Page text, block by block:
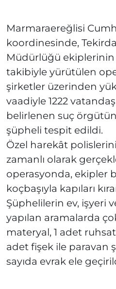
Marmaraereğlisi
koordinesinde,
Müdürlüğü
takibiyle yürütülen
şirketler üzerinden
vaadiyle 1222
belirlenen suç
şüpheli tespit edildi.
Özel harekât
zamanlı olarak
operasyonda, ekipler
koçbaşıyla kapıları
Şüphelilerin ev, işyeri
yapılan aramalarda
materyal, 1 adet
adet fişek ile paravan
sayıda evrak ele